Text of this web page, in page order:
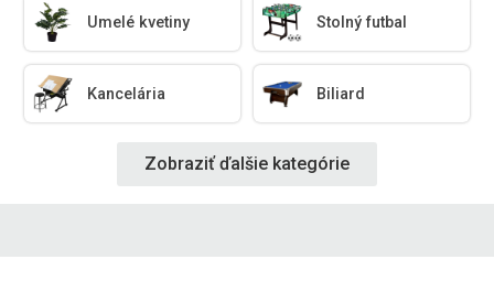
Umelé kvetiny Stolný futbal
Kancelária Biliard
Zobraziť ďalšie kategórie